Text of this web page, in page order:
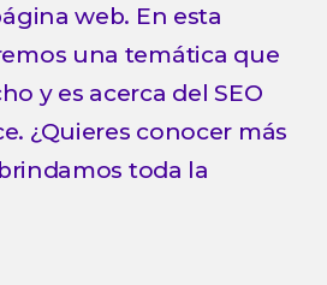
web. En esta
una temática que
y es acerca del SEO
¿Quieres conocer más
toda la